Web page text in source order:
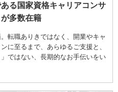
る国家資格キャリアコンサ
多数在籍
転職ありきではなく、開業やキャ
に至るまで、あらゆるご支援と、
ではない、長期的なお手伝いをい